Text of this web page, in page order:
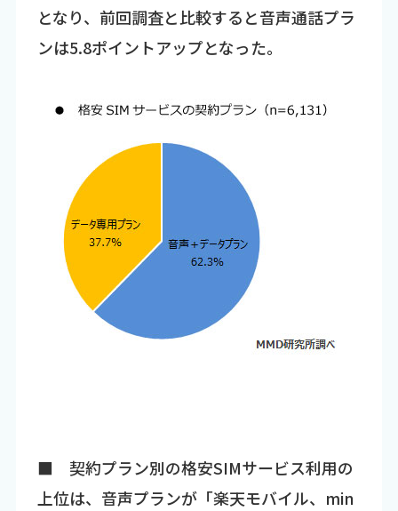
となり、前回調査と比較すると音声通話プラ
ンは5.8ポイントアップとなった。
■ 契約プラン別の格安SIMサービス利用の
上位は、音声プランが「楽天モバイル、min